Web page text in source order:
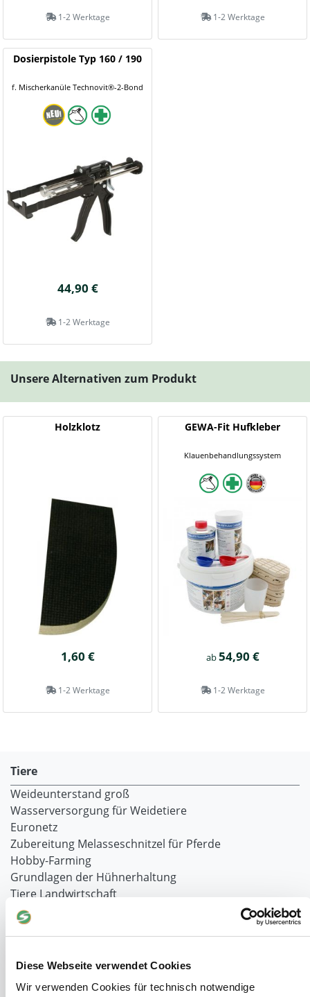
Diese Webseite verwendet Cookies
Wir verwenden Cookies für technisch notwendige
1-2 Werktage 1-2 Werktage
Dosierpistole Typ 160 / 190
f. Mischerkanüle Technovit®-2-Bond
44,90 €
1-2 Werktage
Unsere Alternativen zum Produkt
Holzklotz
1,60 €
1-2 Werktage
GEWA-Fit Hufkleber
Klauenbehandlungssystem
ab54,90 €
1-2 Werktage
Tiere
Weideunterstand groß
Wasserversorgung für Weidetiere
Euronetz
Zubereitung Melasseschnitzel für Pferde
Hobby-Farming
Grundlagen der Hühnerhaltung
Tiere Landwirtschaft
Desinfektionsmittel
Geflügeltränken Ratgeber
Stallapotheke für Hühner